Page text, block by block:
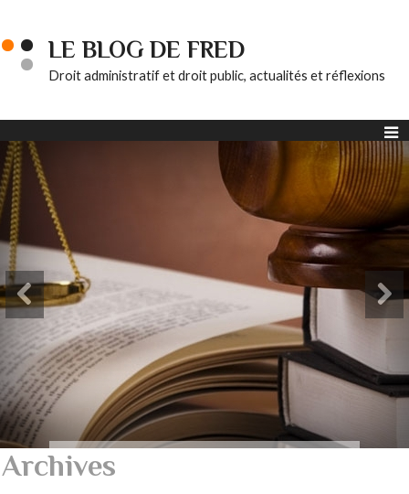
LE BLOG DE FRED
Droit administratif et droit public, actualités et réflexions
Archives